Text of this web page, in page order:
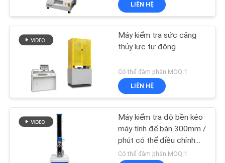
LIÊN HỆ
Máy kiểm tra sức căng
thủy lực tự động
Có thể đàm phán MOQ:1
LIÊN HỆ
Máy kiểm tra độ bền kéo
máy tính để bàn 300mm /
phút có thể điều chỉnh
tốc độ
Có thể đàm phán MOQ:1